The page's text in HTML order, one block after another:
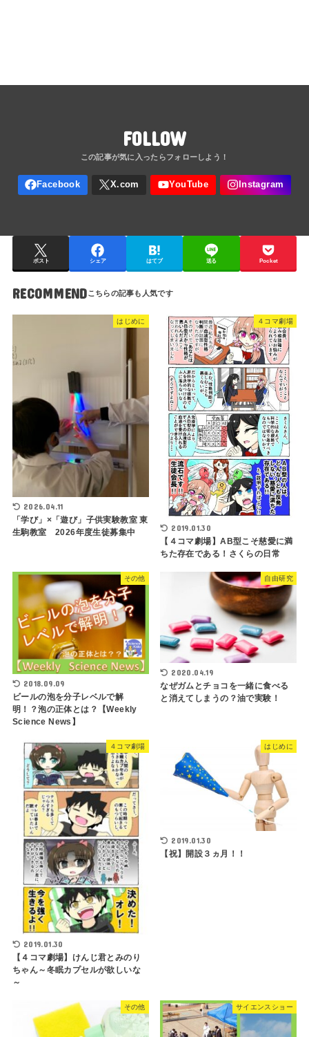
FOLLOW
ポスト シェア はてブ 送る Pocket
RECOMMEND
はじめに
2026.04.11
「学び」×「遊び」子供実験教室 東
生駒教室 2026年度生徒募集中
４コマ劇場
2019.01.30
【４コマ劇場】AB型こそ慈愛に満
ちた存在である！さくらの日常
その他
2018.09.09
ビールの泡を分子レベルで解
明！？泡の正体とは？【Weekly
Science News】
自由研究
2020.04.19
なぜガムとチョコを一緒に食べる
と消えてしまうの？油で実験！
４コマ劇場
2019.01.30
【４コマ劇場】けんじ君とみのり
ちゃん～冬眠カプセルが欲しいな
～
はじめに
2019.01.30
【祝】開設３ヵ月！！
その他 サイエンスショー